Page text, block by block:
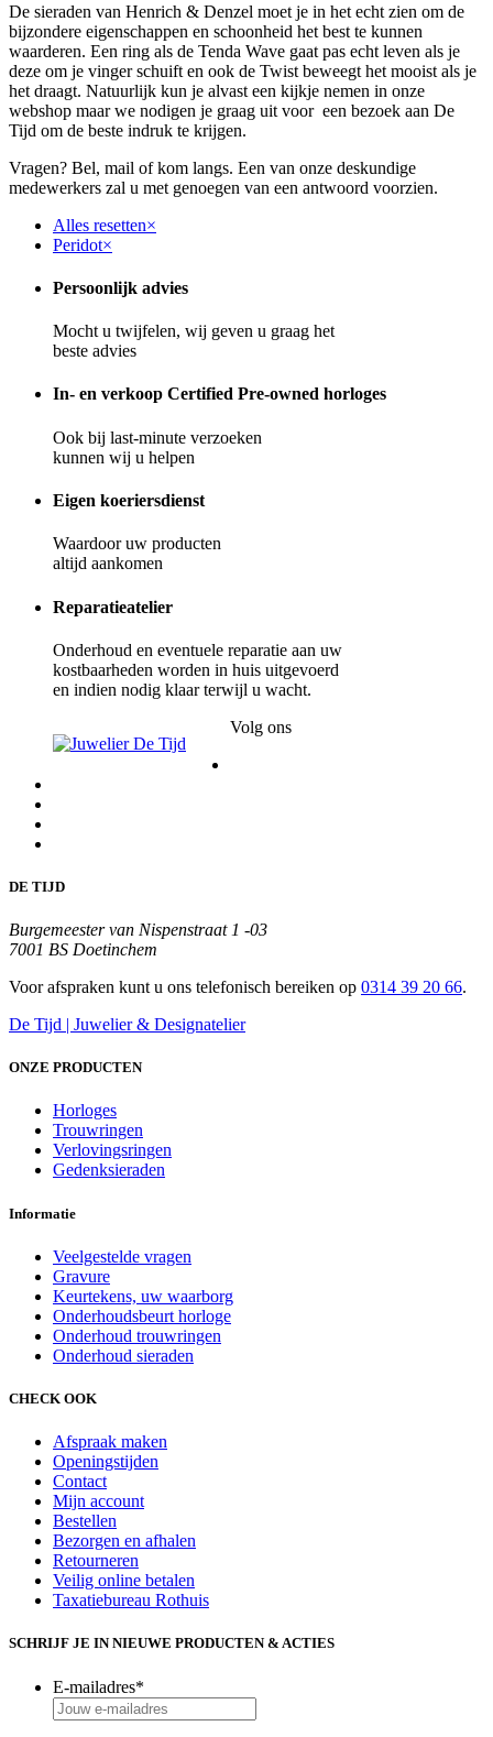
De sieraden van Henrich & Denzel moet je in het echt zien om de
bijzondere eigenschappen en schoonheid het best te kunnen
waarderen. Een ring als de Tenda Wave gaat pas echt leven als je
deze om je vinger schuift en ook de Twist beweegt het mooist als je
het draagt. Natuurlijk kun je alvast een kijkje nemen in onze
webshop maar we nodigen je graag uit voor een bezoek aan De
Tijd om de beste indruk te krijgen.
Vragen? Bel, mail of kom langs. Een van onze deskundige
medewerkers zal u met genoegen van een antwoord voorzien.
Alles resetten×
Peridot×
Persoonlijk advies
Mocht u twijfelen, wij geven u graag het
beste advies
In- en verkoop Certified Pre-owned horloges
Ook bij last-minute verzoeken
kunnen wij u helpen
Eigen koeriersdienst
Waardoor uw producten
altijd aankomen
Reparatieatelier
Onderhoud en eventuele reparatie aan uw
kostbaarheden worden in huis uitgevoerd
en indien nodig klaar terwijl u wacht.
Volg ons
DE TIJD
Burgemeester van Nispenstraat 1 -03
7001 BS Doetinchem
Voor afspraken kunt u ons telefonisch bereiken op 0314 39 20 66.
De Tijd | Juwelier & Designatelier
ONZE PRODUCTEN
Horloges
Trouwringen
Verlovingsringen
Gedenksieraden
Informatie
Veelgestelde vragen
Gravure
Keurtekens, uw waarborg
Onderhoudsbeurt horloge
Onderhoud trouwringen
Onderhoud sieraden
CHECK OOK
Afspraak maken
Openingstijden
Contact
Mijn account
Bestellen
Bezorgen en afhalen
Retourneren
Veilig online betalen
Taxatiebureau Rothuis
SCHRIJF JE IN NIEUWE PRODUCTEN & ACTIES
E-mailadres*